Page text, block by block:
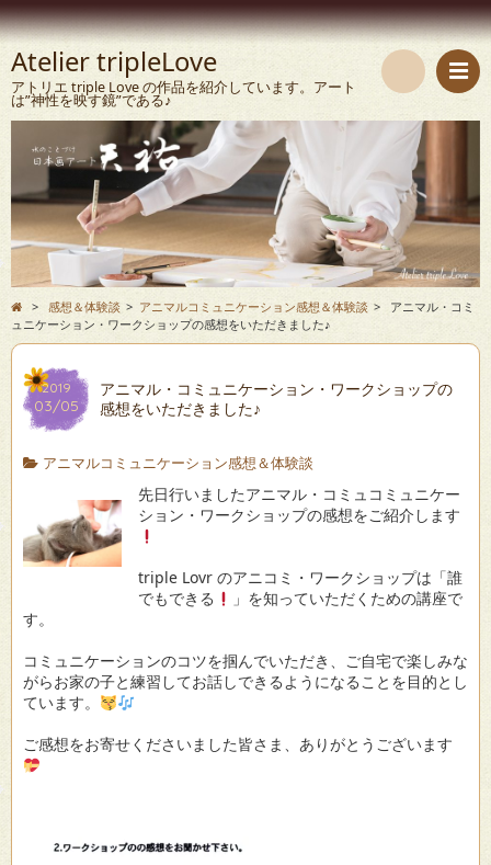
Atelier tripleLove
アトリエ triple Love の作品を紹介しています。アート
は”神性を映す鏡”である♪
検
> 感想＆体験談 > アニマルコミュニケーション感想＆体験談 >
アニマル・コミ
ュニケーション・ワークショップの感想をいただきました♪
2019
03/05
アニマル・コミュニケーション・ワークショップの
感想をいただきました♪
アニマルコミュニケーション感想＆体験談
先日行いましたアニマル・コミュコミュニケー
ション・ワークショップの感想をご紹介します
triple Lovr のアニコミ・ワークショップは「誰
でもできる
」を知っていただくための講座で
す。
コミュニケーションのコツを掴んでいただき、ご自宅で楽しみな
がらお家の子と練習してお話しできるようになることを目的とし
ています。
ご感想をお寄せくださいました皆さま、ありがとうございます